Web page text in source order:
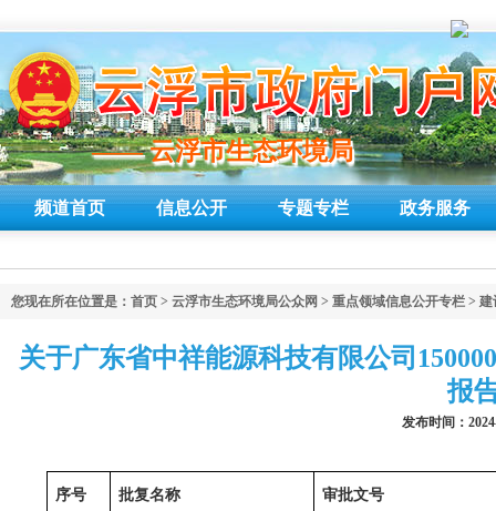
—— 云浮市生态环境局
—— 云浮市生态环境局
频道首页 信息公开 专题专栏 政务服务
您现在所在位置是： 首页 > 云浮市生态环境局公众网 > 重点领域信息公开专栏 > 建
关于广东省中祥能源科技有限公司
报
发布时间：
序号 批复名称 审批文号